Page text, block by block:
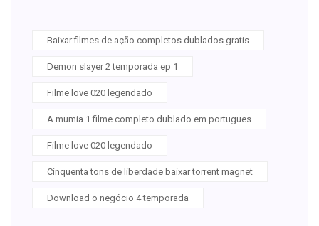
Baixar filmes de ação completos dublados gratis
Demon slayer 2 temporada ep 1
Filme love 020 legendado
A mumia 1 filme completo dublado em portugues
Filme love 020 legendado
Cinquenta tons de liberdade baixar torrent magnet
Download o negócio 4 temporada